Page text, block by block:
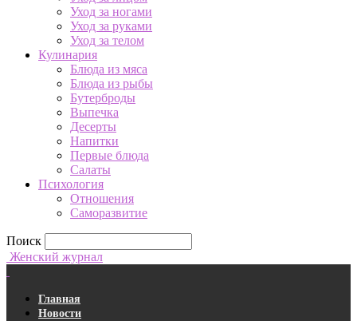
Уход за ногами
Уход за руками
Уход за телом
Кулинария
Блюда из мяса
Блюда из рыбы
Бутерброды
Выпечка
Десерты
Напитки
Первые блюда
Салаты
Психология
Отношения
Саморазвитие
Поиск
Женский журнал
Главная
Новости